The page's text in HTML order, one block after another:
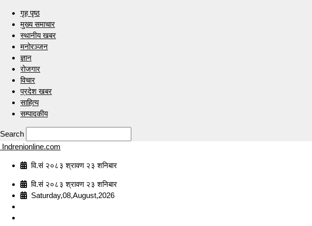
गृह पृष्ठ
मुख्य समाचार
स्थानीय खबर
मनोरञ्जन
ज्ञान
रोजगार
विचार
प्रदेश खबर
साहित्य
सम्पादकीय
Search
Indrenionline.com
वि.सं २०८३ श्रावण २३ शनिबार
वि.सं २०८३ श्रावण २३ शनिबार
Saturday,08,August,2026